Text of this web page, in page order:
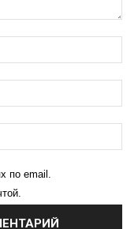
по email.